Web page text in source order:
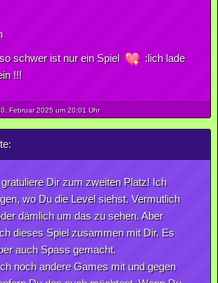
schwer ist nur ein Spiel
:lich lade
!!!
Februar2025um 20:01 Uhr
Dir zum zweiten Platz! Ich
wo Du die Level siehst. Vermutlich
dämlich um das zu sehen. Aber
dieses Spiel zusammen mit Dir. Es
auch Spass gemacht.
noch andere Games mit und gegen